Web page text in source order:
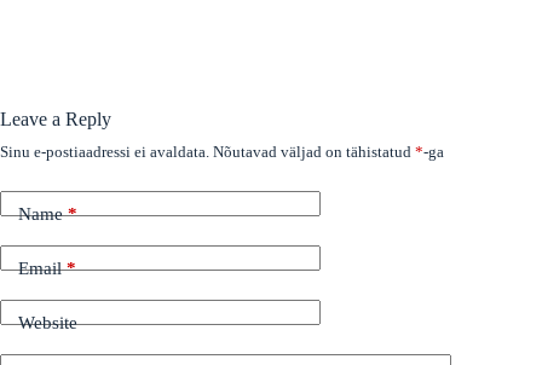
Leave a Reply
Sinu e-postiaadressi ei avaldata. Nõutavad väljad on tähistatud *-ga
Name*
Email*
Website